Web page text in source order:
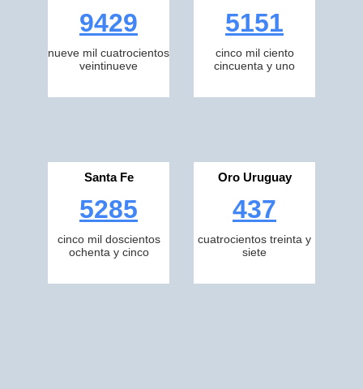
9429
nueve mil cuatrocientos
veintinueve
5151
cinco mil ciento
cincuenta y uno
Santa Fe
5285
cinco mil doscientos
ochenta y cinco
Oro Uruguay
437
cuatrocientos treinta y
siete